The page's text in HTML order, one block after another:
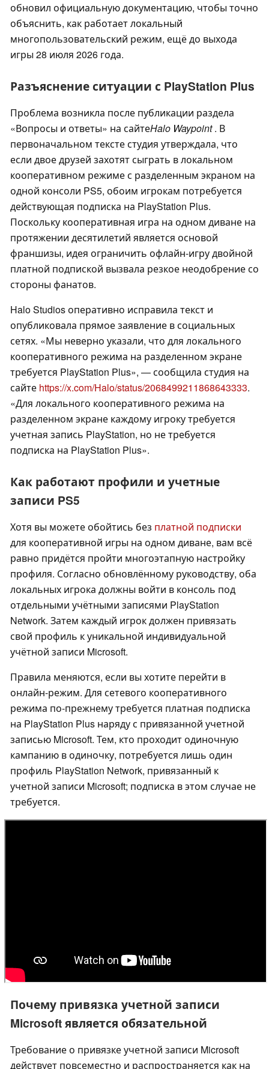
обновил официальную документацию, чтобы точно
объяснить, как работает локальный
многопользовательский режим, ещё до выхода
игры 28 июля 2026 года.
Разъяснение ситуации с PlayStation Plus
Проблема возникла после публикации раздела
«Вопросы и ответы» на сайтеHalo Waypoint . В
первоначальном тексте студия утверждала, что
если двое друзей захотят сыграть в локальном
кооперативном режиме с разделенным экраном на
одной консоли PS5, обоим игрокам потребуется
действующая подписка на PlayStation Plus.
Поскольку кооперативная игра на одном диване на
протяжении десятилетий является основой
франшизы, идея ограничить офлайн-игру двойной
платной подпиской вызвала резкое неодобрение со
стороны фанатов.
Halo Studios оперативно исправила текст и
опубликовала прямое заявление в социальных
сетях. «Мы неверно указали, что для локального
кооперативного режима на разделенном экране
требуется PlayStation Plus», — сообщила студия на
сайте https://x.com/Halo/status/2068499211868643333.
«Для локального кооперативного режима на
разделенном экране каждому игроку требуется
учетная запись PlayStation, но не требуется
подписка на PlayStation Plus».
Как работают профили и учетные
записи PS5
Хотя вы можете обойтись без платной подписки
для кооперативной игры на одном диване, вам всё
равно придётся пройти многоэтапную настройку
профиля. Согласно обновлённому руководству, оба
локальных игрока должны войти в консоль под
отдельными учётными записями PlayStation
Network. Затем каждый игрок должен привязать
свой профиль к уникальной индивидуальной
учётной записи Microsoft.
Правила меняются, если вы хотите перейти в
онлайн-режим. Для сетевого кооперативного
режима по-прежнему требуется платная подписка
на PlayStation Plus наряду с привязанной учетной
записью Microsoft. Тем, кто проходит одиночную
кампанию в одиночку, потребуется лишь один
профиль PlayStation Network, привязанный к
учетной записи Microsoft; подписка в этом случае не
требуется.
Почему привязка учетной записи
Microsoft является обязательной
Требование о привязке учетной записи Microsoft
действует повсеместно и распространяется как на